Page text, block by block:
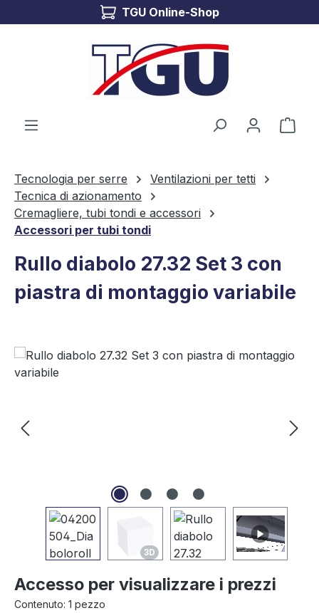
Passa al contenuto principaleTGU Online-Shop
Il
Tecnologia per serre
Ventilazioni per tetti
Tecnica di azionamento
Cremagliere, tubi tondi e accessori
Accessori per tubi tondi
Rullo diabolo 27.32 Set 3 con
piastra di montaggio variabile
Salta la galleria di immagini
3D
Accesso per visualizzare i prezzi
Contenuto: 1 pezzo